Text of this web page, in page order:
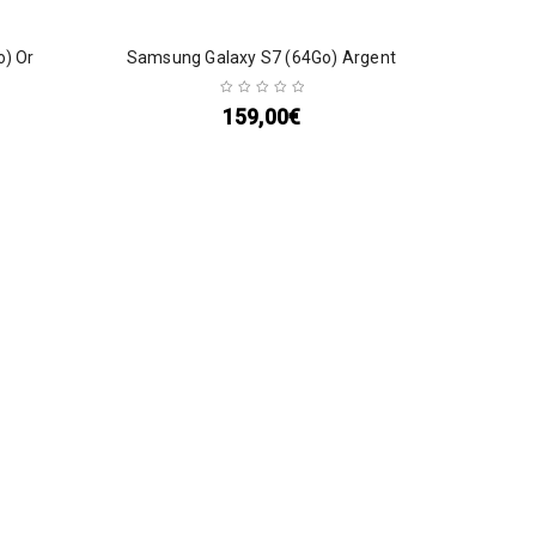
Or Samsung Galaxy S7 (64Go) Argent
159,00€